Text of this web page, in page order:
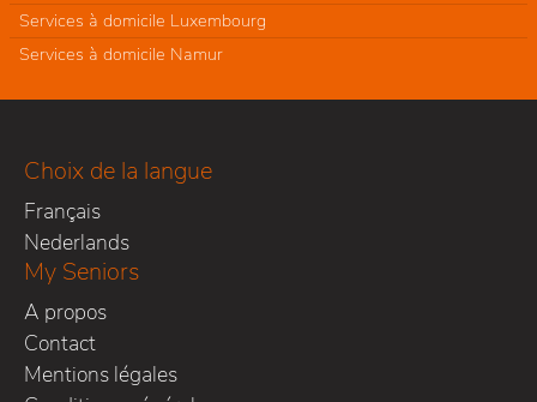
Services à domicile Luxembourg
Services à domicile Namur
Choix de la langue
Français
Nederlands
My Seniors
A propos
Contact
Mentions légales